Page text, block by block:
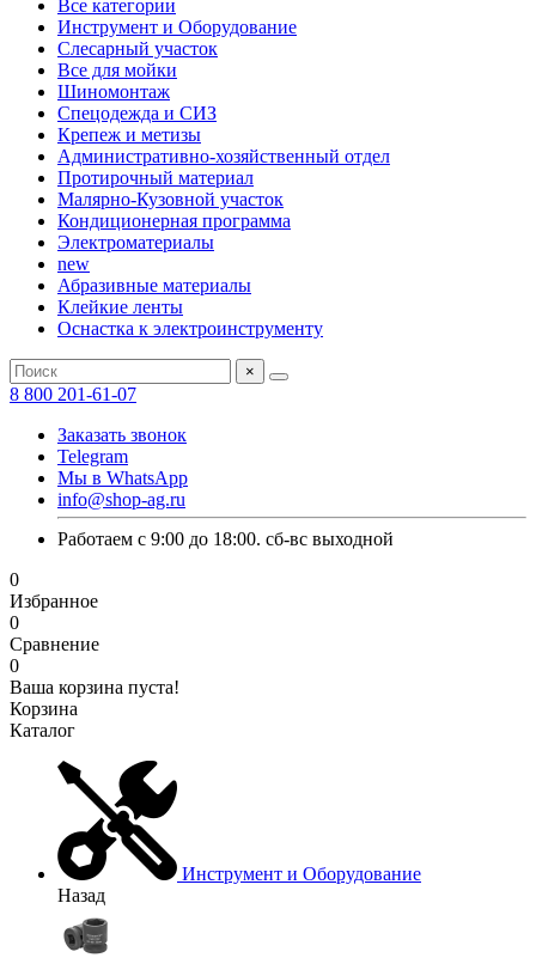
Все категории
Инструмент и Оборудование
Слесарный участок
Все для мойки
Шиномонтаж
Спецодежда и СИЗ
Крепеж и метизы
Административно-хозяйственный отдел
Протирочный материал
Малярно-Кузовной участок
Кондиционерная программа
Электроматериалы
new
Абразивные материалы
Клейкие ленты
Оснастка к электроинструменту
×
8 800 201-61-07
Заказать звонок
Telegram
Мы в WhatsApp
info@shop-ag.ru
Работаем с 9:00 до 18:00. сб-вс выходной
0
Избранное
0
Сравнение
0
Ваша корзина пуста!
Корзина
Каталог
Инструмент и Оборудование
Назад